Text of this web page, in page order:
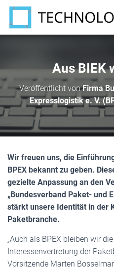
Aus BIEK
Veröffentlicht vonFirma
Expresslogistik e. V.
Wir freuen uns, die
BPEX bekannt zu geben.
gezielte Anpassung an den
„Bundesverband Paket- und
stärkt unsere Identität in der
Paketbranche.
„Auch als BPEX bleiben wir
Interessenvertretung der
Vorsitzende Marten